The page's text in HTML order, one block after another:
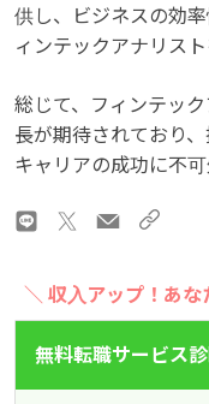
供し、ビジネスの効
ィンテックアナリスト
総じて、フィンテッ
長が期待されており
キャリアの成功に不可
＼ 収入アップ！あ
無料転職サービス診